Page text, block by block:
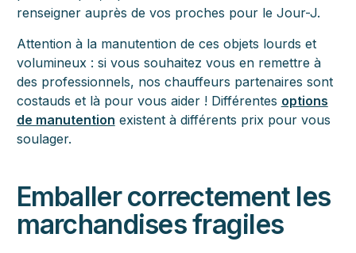
renseigner auprès de vos proches pour le Jour-J.
Attention à la manutention de ces objets lourds et
volumineux : si vous souhaitez vous en remettre à
des professionnels, nos chauffeurs partenaires sont
costauds et là pour vous aider ! Différentes options
de manutention existent à différents prix pour vous
soulager.
Emballer correctement les
marchandises fragiles